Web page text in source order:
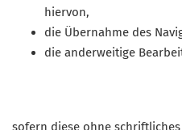
hiervon,
die Übernahme des
die anderweitige
sofern diese ohne